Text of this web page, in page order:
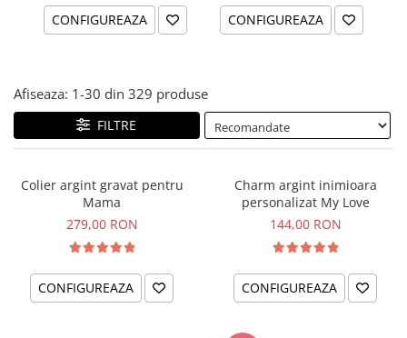
CONFIGUREAZA CONFIGUREAZA
Afiseaza: 1-30 din 329 produse
FILTRE
Colier argint gravat pentru
Mama
279,00 RON
CONFIGUREAZA
Charm argint inimioara
personalizat My Love
144,00 RON
CONFIGUREAZA